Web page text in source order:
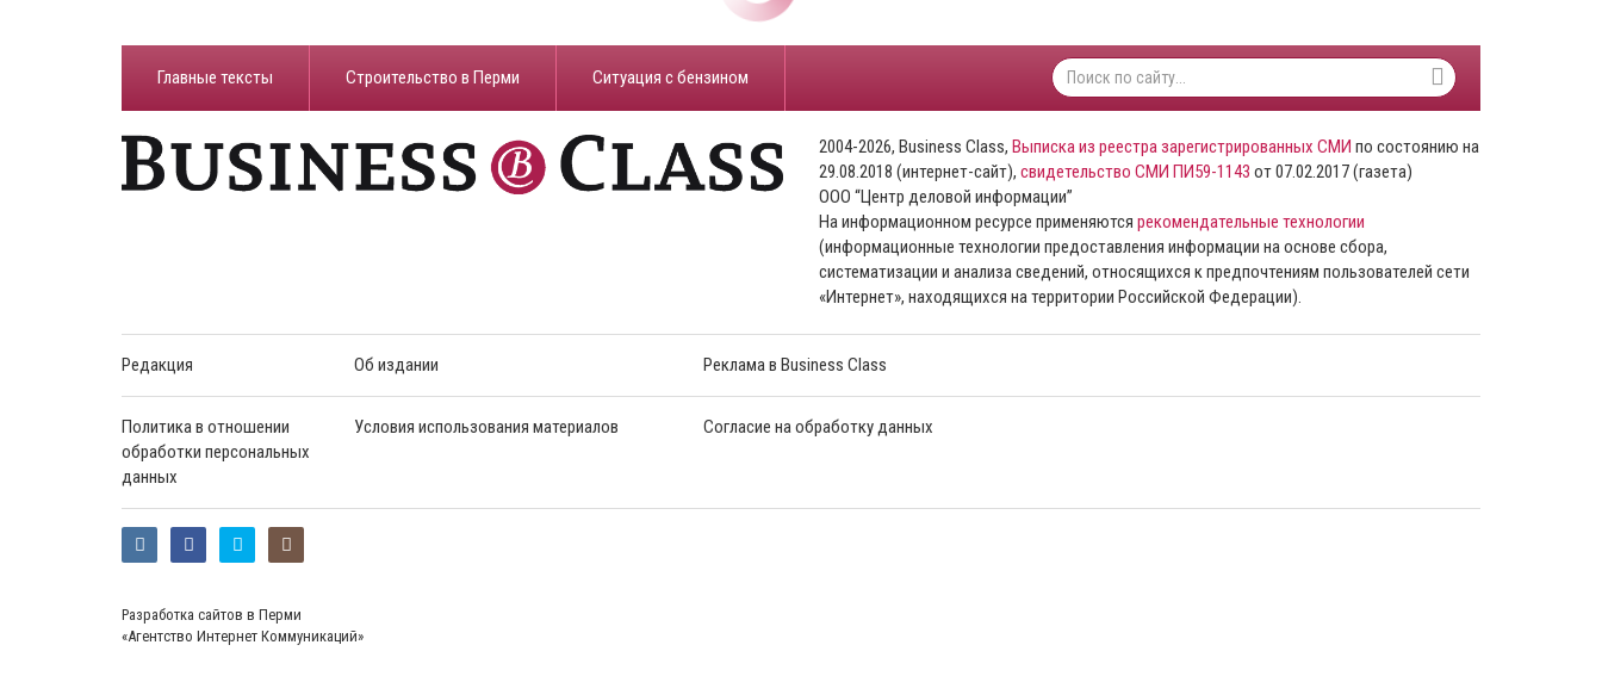
Главные тексты Строительство в Перми ​Ситуация с бензином
2004-2026, Business Class, Выписка из реестра зарегистрированных СМИ по состоянию на
29.08.2018 (интернет-сайт), свидетельство СМИ ПИ59-1143 от 07.02.2017 (газета)
ООО “Центр деловой информации”
На информационном ресурсе применяются рекомендательные технологии
(информационные технологии предоставления информации на основе сбора,
систематизации и анализа сведений, относящихся к предпочтениям пользователей сети
«Интернет», находящихся на территории Российской Федерации).
Редакция Об издании Реклама в Business Class
Политика в отношении
обработки персональных
данных
Условия использования материалов Согласие на обработку данных
Разработка сайтов в Перми
«Агентство Интернет Коммуникаций»